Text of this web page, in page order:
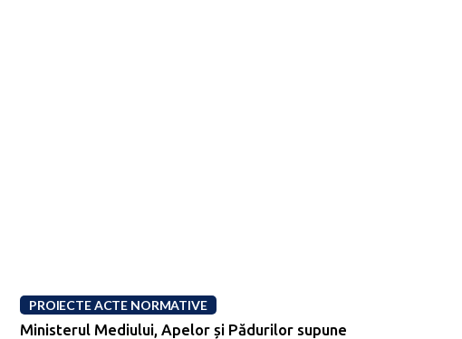
PROIECTE ACTE NORMATIVE
Ministerul Mediului, Apelor și Pădurilor supune